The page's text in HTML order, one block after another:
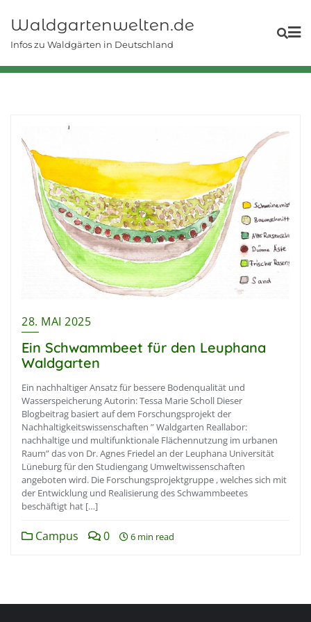
content
Waldgartenwelten.de
Infos zu Waldgärten in Deutschland
28. MAI 2025
Ein Schwammbeet für den Leuphana
Waldgarten
Ein nachhaltiger Ansatz für bessere Bodenqualität und
Wasserspeicherung Autorin: Tessa Marie Scholl Dieser
Blogbeitrag basiert auf dem Forschungsprojekt der
Nachhaltigkeitswissenschaften ” Waldgarten Reallabor:
nachhaltige und multifunktionale Flächennutzung im urbanen
Raum” das von Dr. Agnes Friedel an der Leuphana Universität
Lüneburg für den Studiengang Umweltwissenschaften
angeboten wird. Die Forschungsprojektgruppe , welches sich mit
der Entwicklung und Realisierung des Schwammbeetes
beschäftigt hat […]
Campus 0 6 min read